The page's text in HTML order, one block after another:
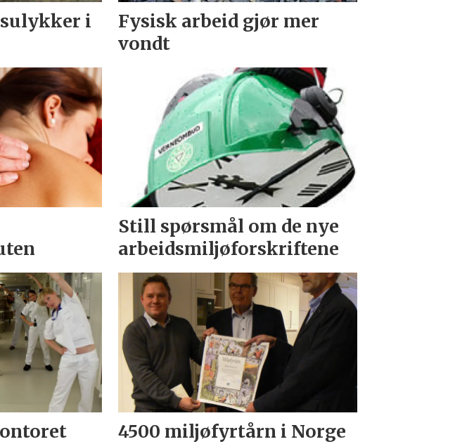
i
Fysisk arbeid gjør mer
vondt
Still spørsmål om de nye
arbeidsmiljøforskriftene
4500 miljøfyrtårn i Norge